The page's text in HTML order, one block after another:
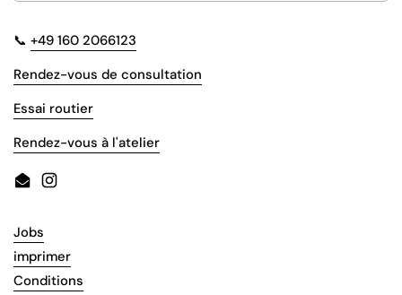
📞 +49 160 2066123
Rendez-vous de consultation
Essai routier
Rendez-vous à l'atelier
EmailInstagram
Jobs
imprimer
Conditions